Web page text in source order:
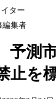
ター
編集者
予測
止を